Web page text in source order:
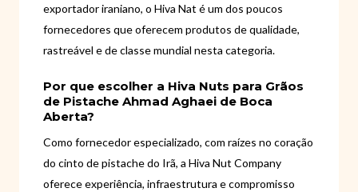
exportador iraniano, o Hiva Nat é um dos poucos
fornecedores que oferecem produtos de qualidade,
rastreável e de classe mundial nesta categoria.
Por que escolher a Hiva Nuts para Grãos
de Pistache Ahmad Aghaei de Boca
Aberta?
Como fornecedor especializado, com raízes no coração
do cinto de pistache do Irã, a Hiva Nut Company
oferece experiência, infraestrutura e compromisso